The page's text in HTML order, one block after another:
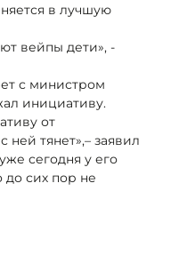
в лучшую
вейпы дети», -
с министром
инициативу.
от
ней тянет»,– заявил
сегодня у его
до сих пор не